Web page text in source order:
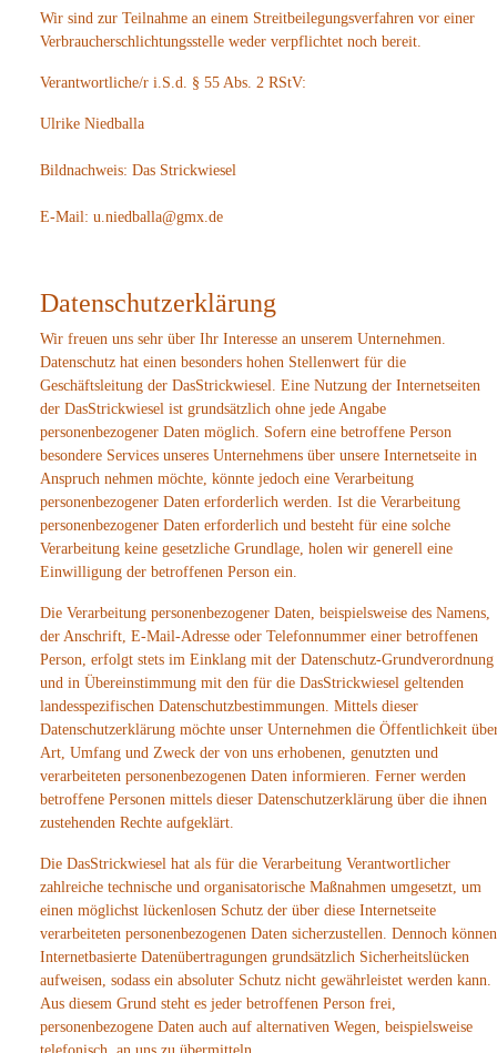
Wir sind zur Teilnahme an einem Streitbeilegungsverfahren vor einer
Verbraucherschlichtungsstelle weder verpflichtet noch bereit.
Verantwortliche/r i.S.d. § 55 Abs. 2 RStV:
Ulrike Niedballa
Bildnachweis: Das Strickwiesel
E-Mail: u.niedballa@gmx.de
Datenschutzerklärung
Wir freuen uns sehr über Ihr Interesse an unserem Unternehmen.
Datenschutz hat einen besonders hohen Stellenwert für die
Geschäftsleitung der DasStrickwiesel. Eine Nutzung der Internetseiten
der DasStrickwiesel ist grundsätzlich ohne jede Angabe
personenbezogener Daten möglich. Sofern eine betroffene Person
besondere Services unseres Unternehmens über unsere Internetseite in
Anspruch nehmen möchte, könnte jedoch eine Verarbeitung
personenbezogener Daten erforderlich werden. Ist die Verarbeitung
personenbezogener Daten erforderlich und besteht für eine solche
Verarbeitung keine gesetzliche Grundlage, holen wir generell eine
Einwilligung der betroffenen Person ein.
Die Verarbeitung personenbezogener Daten, beispielsweise des Namens,
der Anschrift, E-Mail-Adresse oder Telefonnummer einer betroffenen
Person, erfolgt stets im Einklang mit der Datenschutz-Grundverordnung
und in Übereinstimmung mit den für die DasStrickwiesel geltenden
landesspezifischen Datenschutzbestimmungen. Mittels dieser
Datenschutzerklärung möchte unser Unternehmen die Öffentlichkeit
Art, Umfang und Zweck der von uns erhobenen, genutzten und
verarbeiteten personenbezogenen Daten informieren. Ferner werden
betroffene Personen mittels dieser Datenschutzerklärung über die ihnen
zustehenden Rechte aufgeklärt.
Die DasStrickwiesel hat als für die Verarbeitung Verantwortlicher
zahlreiche technische und organisatorische Maßnahmen umgesetzt, um
einen möglichst lückenlosen Schutz der über diese Internetseite
verarbeiteten personenbezogenen Daten sicherzustellen. Dennoch können
Internetbasierte Datenübertragungen grundsätzlich Sicherheitslücken
aufweisen, sodass ein absoluter Schutz nicht gewährleistet werden kann.
Aus diesem Grund steht es jeder betroffenen Person frei,
personenbezogene Daten auch auf alternativen Wegen, beispielsweise